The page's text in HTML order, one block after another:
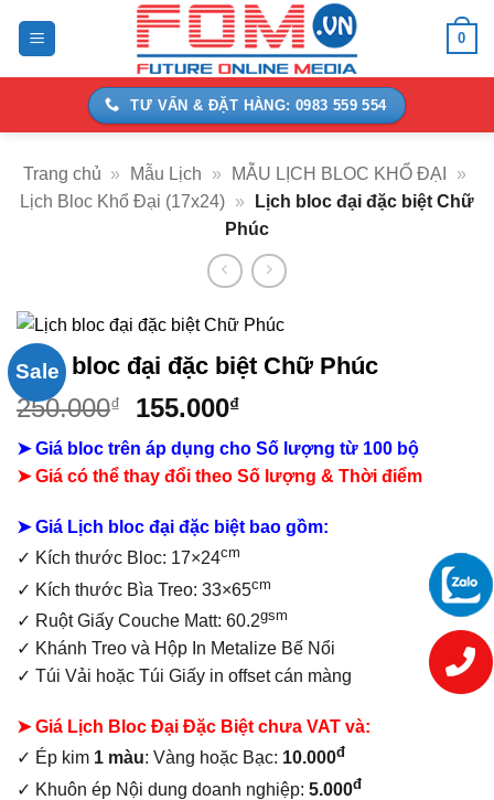
0
TƯ VẤN & ĐẶT HÀNG: 0983 559 554
Trang chủ » Mẫu Lịch » MẪU LỊCH BLOC KHỔ ĐẠI
»
Lịch Bloc Khổ Đại (17x24) »
Lịch bloc đại đặc biệt Chữ
Phúc
Sale
Lịch bloc đại đặc biệt Chữ Phúc
250.000₫
Giá
gốc
là:
250.000₫.
155.000₫Giá
hiện
tại
là:
155.000₫.
➤ Giá bloc trên áp dụng cho Số lượng từ 100 bộ
➤ Giá có thể thay đổi theo Số lượng & Thời điểm
➤ Giá Lịch bloc đại đặc biệt bao gồm:
✓ Kích thước Bloc: 17×24cm
✓ Kích thước Bìa Treo: 33×65cm
✓ Ruột Giấy Couche Matt: 60.2gsm
✓ Khánh Treo và Hộp In Metalize Bế Nổi
✓ Túi Vải hoặc Túi Giấy in offsetcán màng
➤ Giá Lịch Bloc Đại Đặc Biệt chưa VAT và:
✓ Ép kim 1 màu: Vàng hoặc Bạc: 10.000đ
✓ Khuôn ép Nội dung doanh nghiệp: 5.000đ